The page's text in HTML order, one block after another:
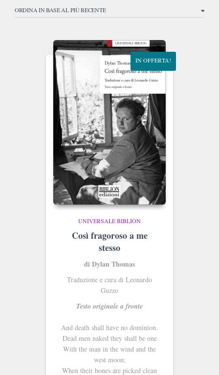
base
recente
IN OFFERTA!
UNIVERSALE BIBLION
Così fragoroso a me
stesso
di Dylan Thomas
Traduzione e cura di Leonardo
Guzzo
Testo originale a fronte
And death shall have no dominion.
Dead men naked they shall be one
With the man in the wind and the
west moon;
When their bones are picked clean